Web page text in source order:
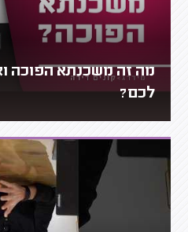
מה זה משכנתא הפוכה
לכם?